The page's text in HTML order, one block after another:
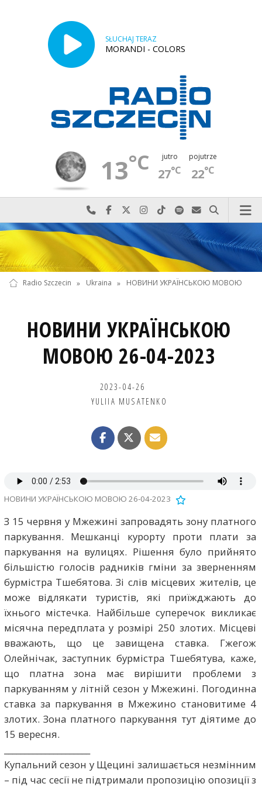
SŁUCHAJ TERAZ
MORANDI - COLORS
13°C jutro
27°C
pojutrze
22°C
Najlepiej po prostu do nas zadzwoń
Odwiedź nas na Facebook-u
Odwiedź nas na X
Odwiedź nas na Instagram-ie
Odwiedź nas na TikTok-u
Szukaj nas na Spotify
Wyślij do nas
Szukaj
Radio Szczecin » Ukraina » НОВИНИ УКРАЇНСЬКОЮ МОВОЮ
НОВИНИ УКРАЇНСЬКОЮ
МОВОЮ 26-04-2023
2023-04-26
YULIIA MUSATENKO
НОВИНИ УКРАЇНСЬКОЮ МОВОЮ 26-04-2023
З 15 червня у Мжежині запровадять зону платного
паркування. Мешканці курорту проти плати за
паркування на вулицях. Рішення було прийнято
більшістю голосів радників гміни за зверненням
бурмістра Тшебятова. Зі слів місцевих жителів, це
може відлякати туристів, які приїжджають до
їхнього містечка. Найбільше суперечок викликає
місячна передплата у розмірі 250 злотих. Місцеві
вважають, що це завищена ставка. Гжегож
Олейнічак, заступник бурмістра Тшебятува, каже,
що платна зона має вирішити проблеми з
паркуванням у літній сезон у Мжежині. Погодинна
ставка за паркування в Мжежино становитиме 4
злотих. Зона платного паркування тут діятиме до
15 вересня.
Купальний сезон у Щецині залишається незмінним
– під час сесії не підтримали пропозицію опозиції з